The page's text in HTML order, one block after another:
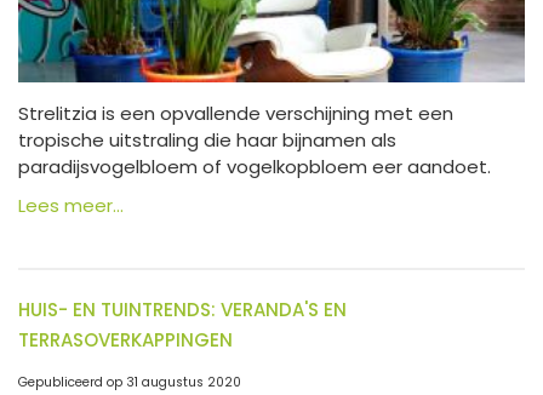
Strelitzia is een opvallende verschijning met een
tropische uitstraling die haar bijnamen als
paradijsvogelbloem of vogelkopbloem eer aandoet.
Lees meer...
HUIS- EN TUINTRENDS: VERANDA'S EN
TERRASOVERKAPPINGEN
Gepubliceerd op 31 augustus 2020